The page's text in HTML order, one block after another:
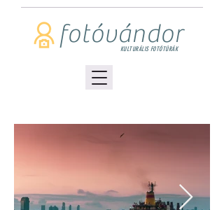
fotóvándor
KULTURÁLIS FOTÓTÚRÁK